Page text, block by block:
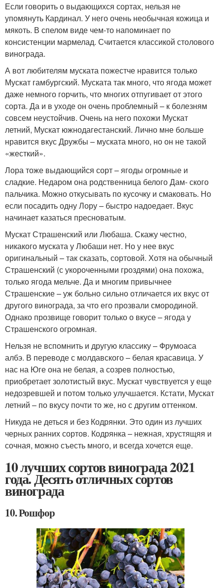
Если говорить о выдающихся сортах, нельзя не
упомянуть Кардинал. У него очень необычная кожица и
мякоть. В спелом виде чем-то напоминает по
консистенции мармелад. Считается классикой столового
винограда.
А вот любителям муската пожестче нравится только
Мускат гамбургский. Муската так много, что ягода может
даже немного горчить, что многих отпугивает от этого
сорта. Да и в уходе он очень проблемный – к болезням
совсем неустойчив. Очень на него похожи Мускат
летний, Мускат южнодагестанский. Лично мне больше
нравится вкус Дружбы – муската много, но он не такой
«жесткий».
Лора тоже выдающийся сорт – ягоды огромные и
сладкие. Недаром она родственница белого Дам- ского
пальчика. Можно откусывать по кусочку и смаковать. Но
если посадить одну Лору – быстро надоедает. Вкус
начинает казаться пресноватым.
Мускат Страшенский или Любаша. Скажу честно,
никакого муската у Любаши нет. Но у нее вкус
оригинальный – так сказать, сортовой. Хотя на обычный
Страшенский (с укороченными гроздями) она похожа,
только ягода мельче. Да и многим привычнее
Страшенские – уж больно сильно отличается их вкус от
другого винограда, за что его прозвали смородиной.
Однако прозвище говорит только о вкусе – ягода у
Страшенского огромная.
Нельзя не вспомнить и другую классику – Фрумоаса
албэ. В переводе с молдавского – белая красавица. У
нас на Юге она не белая, а созрев полностью,
приобретает золотистый вкус. Мускат чувствуется у еще
недозревшей и потом только улучшается. Кстати, Мускат
летний – по вкусу почти то же, но с другим оттенком.
Никуда не деться и без Кодрянки. Это один из лучших
черных ранних сортов. Кодрянка – нежная, хрустящяя и
сочная, можно съесть много, и всегда хочется еще.
10 лучших сортов винограда 2021
года. Десять отличных сортов
винограда
10. Рошфор